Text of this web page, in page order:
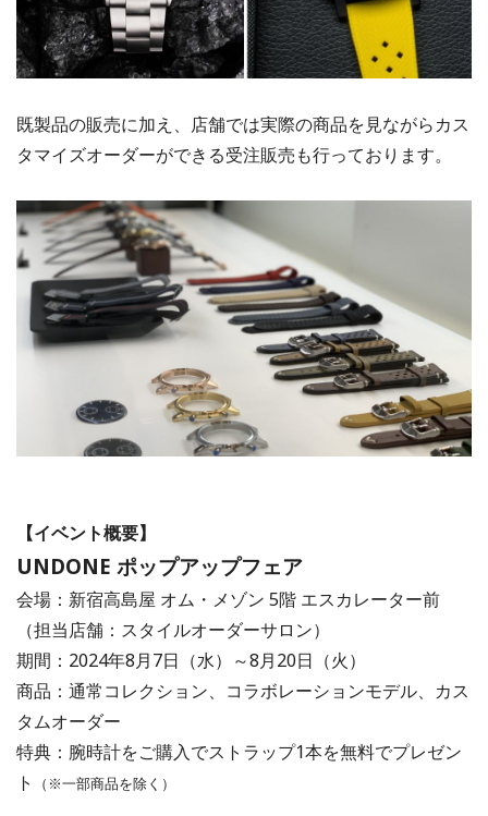
既製品の販売に加え、店舗では実際の商品を見ながらカス
タマイズオーダーができる受注販売も行っております。
【イベント概要】
UNDONE ポップアップフェア
会場：新宿高島屋 オム・メゾン 5階 エスカレーター前
（担当店舗：スタイルオーダーサロン）
期間：2024年8月7日（水）～8月20日（火）
商品：通常コレクション、コラボレーションモデル、カス
タムオーダー
特典：腕時計をご購入でストラップ1本を無料でプレゼン
ト
（※一部商品を除く）